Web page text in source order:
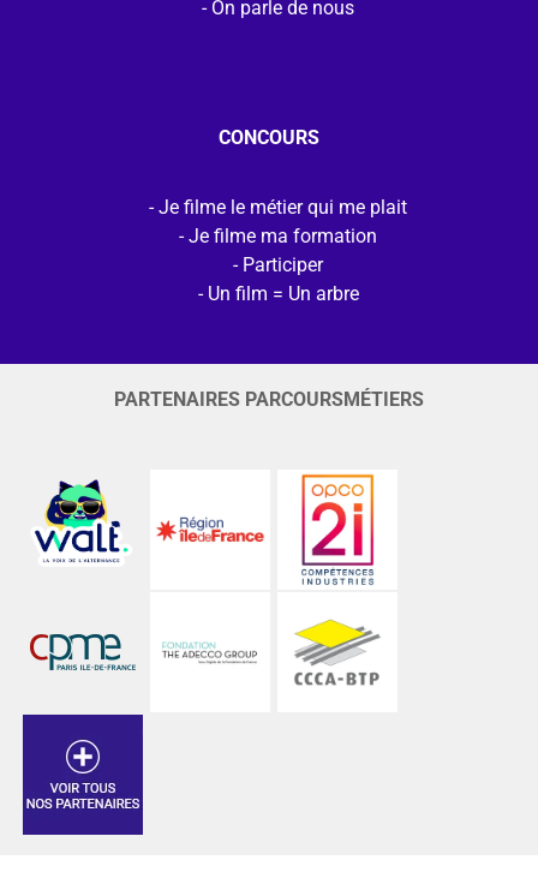
On parle de nous
CONCOURS
Je filme le métier qui me plait
Je filme ma formation
Participer
Un film = Un arbre
PARTENAIRES PARCOURSMÉTIERS